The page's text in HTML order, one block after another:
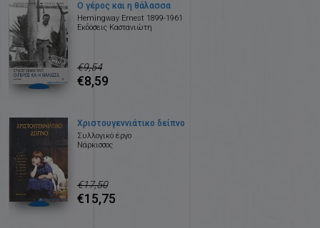
Ο γέρος και η θάλασσα
Hemingway Ernest 1899-1961
Εκδόσεις Καστανιώτη
€9,54
€8,59
Χριστουγεννιάτικο δείπνο
Συλλογικό έργο
Νάρκισσος
€17,50
€15,75